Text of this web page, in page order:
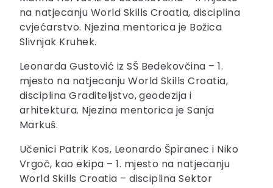
na natjecanju World Skills Croatia, disciplina
cvjećarstvo. Njezina mentorica je Božica
Slivnjak Kruhek.
Leonarda Gustović iz SŠ Bedekovčina – 1.
mjesto na natjecanju World Skills Croatia,
disciplina Graditeljstvo, geodezija i
arhitektura. Njezina mentorica je Sanja
Markuš.
Učenici Patrik Kos, Leonardo Špiranec i Niko
Vrgoč, kao ekipa – 1. mjesto na natjecanju
World Skills Croatia – disciplina Sektor